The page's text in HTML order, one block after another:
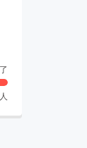
人